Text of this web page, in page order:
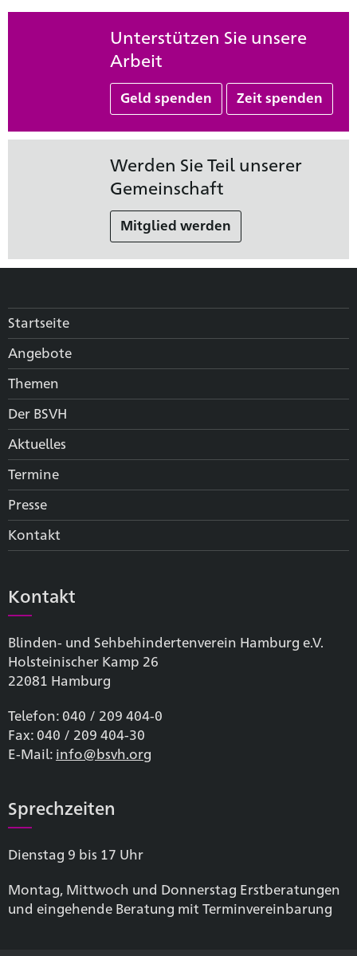
Unterstützen Sie unsere
Arbeit
Geld spenden Zeit spenden
Werden Sie Teil unserer
Gemeinschaft
Mitglied werden
Startseite
Angebote
Themen
Der BSVH
Aktuelles
Termine
Presse
Kontakt
Kontakt
Blinden- und Sehbehinderten­verein Hamburg e.V.
Holsteinischer Kamp 26
22081 Hamburg
Telefon: 040 / 209 404-0
Fax: 040 / 209 404-30
E-Mail: info@bsvh.org
Sprechzeiten
Dienstag 9 bis 17 Uhr
Montag, Mittwoch und Donnerstag Erstberatungen
und eingehende Beratung mit Terminvereinbarung